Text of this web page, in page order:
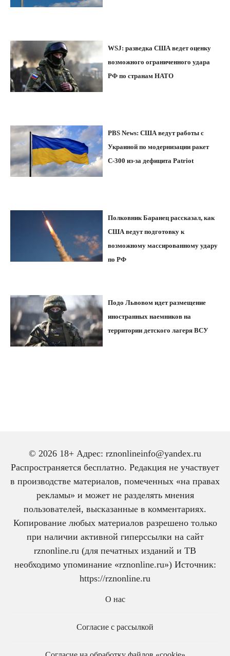
WSJ: разведка США ведет оценку
возможного ограниченного удара
РФ по странам НАТО
PBS News: США ведут работы с
Украиной по модернизации ракет
С-300 из-за дефицита Patriot
Полковник Баранец рассказал, как
США ведут подготовку к
возможному массированному удару
по РФ
Подо Львовом идет размещение
иностранных наемников на
территории детского лагеря ВСУ
© 2026 18+ Адрес: rznonlineinfo@yandex.ru
Распространяется бесплатно. Редакция не участвует
в производстве материалов, помеченных «на правах
рекламы» и может не разделять мнения
пользователей, высказанные в комментариях.
Копирование любых материалов разрешено только
при наличии активной гиперссылки на сайт
rznonline.ru (для печатных изданий и ТВ
необходимо упоминание «rznonline.ru») Источник:
https://rznonline.ru
О нас
Согласие с рассылкой